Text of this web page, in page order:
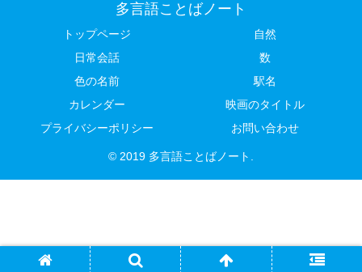
多言語ことばノート
トップページ
自然
日常会話
数
色の名前
駅名
カレンダー
映画のタイトル
プライバシーポリシー
お問い合わせ
© 2019 多言語ことばノート.